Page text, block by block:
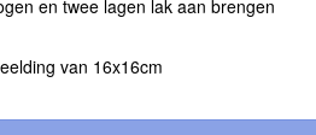
en twee lagen lak aan brengen
van 16x16cm